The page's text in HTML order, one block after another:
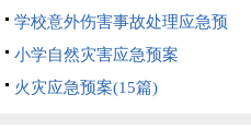
学校意外伤害事故处理应急预
案小学自然灾害应急预案
火灾应急预案(15篇)